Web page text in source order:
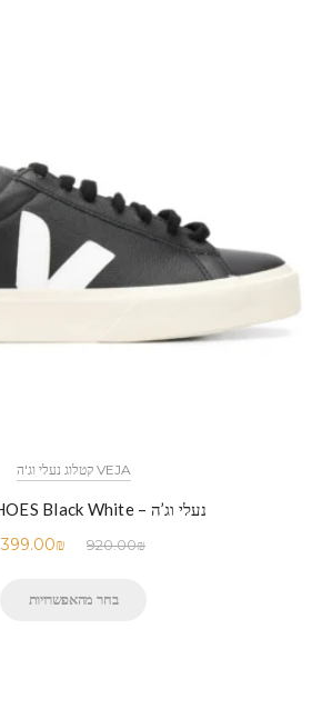
VEJA קטלוג נעלי וג'ה
נעלי וג’ה – VEJA SHOES Black White
920.00₪
399.00₪
בחר מהאפשרויות